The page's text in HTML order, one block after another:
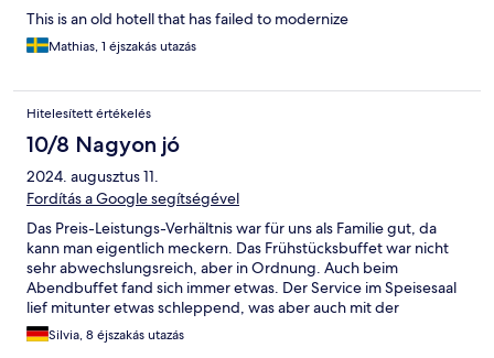
This is an old hotell that has failed to modernize
Mathias, 1 éjszakás utazás
Hitelesített értékelés
10/8 Nagyon jó
2024. augusztus 11.
Fordítás a Google segítségével
Das Preis-Leistungs-Verhältnis war für uns als Familie gut, da
kann man eigentlich meckern. Das Frühstücksbuffet war nicht
sehr abwechslungsreich, aber in Ordnung. Auch beim
Abendbuffet fand sich immer etwas. Der Service im Speisesaal
lief mitunter etwas schleppend, was aber auch mit der
personellen Ausstattung zu tun gehabt haben dürfte. Es waren
recht wenige Kellner/ Kellnerinnen für viele Gäste zuständig.
Silvia, 8 éjszakás utazás